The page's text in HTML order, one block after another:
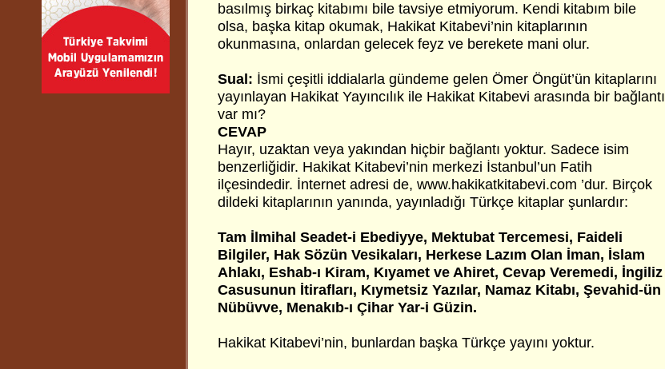
basılmış birkaç kitabımı bile tavsiye etmiyorum. Kendi kitabım bile
olsa, başka kitap okumak, Hakikat Kitabevi’nin kitaplarının
okunmasına, onlardan gelecek feyz ve berekete mani olur.
Sual: İsmi çeşitli iddialarla gündeme gelen Ömer Öngüt’ün kitaplarını
yayınlayan Hakikat Yayıncılık ile Hakikat Kitabevi arasında bir bağlantı
var mı?
CEVAP
Hayır, uzaktan veya yakından hiçbir bağlantı yoktur. Sadece isim
benzerliğidir. Hakikat Kitabevi’nin merkezi İstanbul’un Fatih
ilçesindedir. İnternet adresi de, www.hakikatkitabevi.com ’dur. Birçok
dildeki kitaplarının yanında, yayınladığı Türkçe kitaplar şunlardır:
Tam İlmihal Seadet-i Ebediyye, Mektubat Tercemesi, Faideli
Bilgiler, Hak Sözün Vesikaları, Herkese Lazım Olan İman, İslam
Ahlakı, Eshab-ı Kiram, Kıyamet ve Ahiret, Cevap Veremedi, İngiliz
Casusunun İtirafları, Kıymetsiz Yazılar, Namaz Kitabı, Şevahid-ün
Nübüvve, Menakıb-ı Çihar Yar-i Güzin.
Hakikat Kitabevi’nin, bunlardan başka Türkçe yayını yoktur.